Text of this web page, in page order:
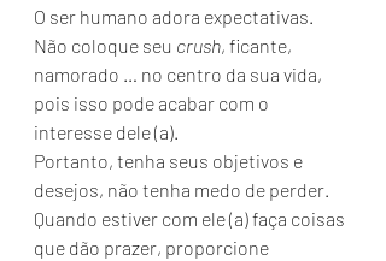
O ser humano adora expectativas.
Não coloque seu crush, ficante,
namorado … no centro da sua vida,
pois isso pode acabar com o
interesse dele (a).
Portanto, tenha seus objetivos e
desejos, não tenha medo de perder.
Quando estiver com ele (a) faça coisas
que dão prazer, proporcione